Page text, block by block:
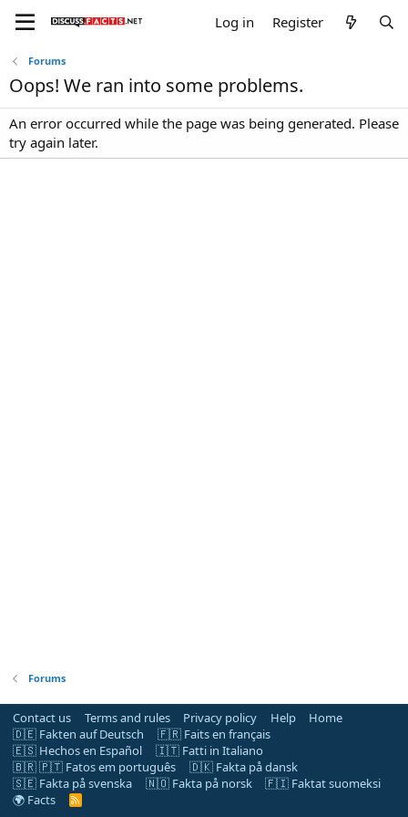
Log in Register
Forums
Oops! We ran into some problems.
An error occurred while the page was being generated. Please
try again later.
Forums
Contact us Terms and rules Privacy policy Help
Home
🇩🇪 Fakten auf Deutsch
🇫🇷 Faits en français
🇪🇸 Hechos en Español
🇮🇹 Fatti in Italiano
🇧🇷 🇵🇹 Fatos em português
🇩🇰 Fakta på dansk
🇸🇪 Fakta på svenska
🇳🇴 Fakta på norsk
🇫🇮 Faktat suomeksi
🌍 Facts
R